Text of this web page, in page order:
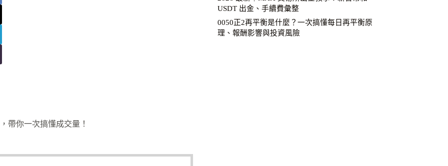
帶你一次搞懂成交量！
USDT 出金、手續費彙整
0050正2再平衡是什麼？一次搞懂每日再平衡原
理、報酬影響與投資風險